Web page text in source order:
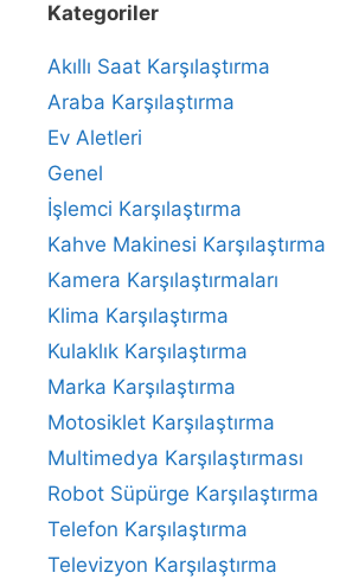
Kategoriler
Akıllı Saat Karşılaştırma
Araba Karşılaştırma
Ev Aletleri
Genel
İşlemci Karşılaştırma
Kahve Makinesi Karşılaştırma
Kamera Karşılaştırmaları
Klima Karşılaştırma
Kulaklık Karşılaştırma
Marka Karşılaştırma
Motosiklet Karşılaştırma
Multimedya Karşılaştırması
Robot Süpürge Karşılaştırma
Telefon Karşılaştırma
Televizyon Karşılaştırma